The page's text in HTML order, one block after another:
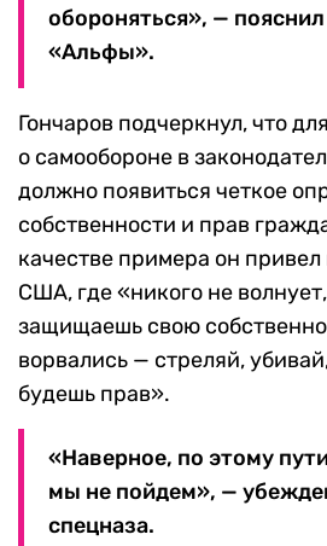
обороняться», —
«Альфы».
Гончаров подчеркнул, что
о самообороне в
должно появиться четкое
собственности и прав
качестве примера он
США, где «никого не
защищаешь свою
ворвались — стреляй,
будешь прав».
«Наверное, по этому
мы не пойдем», —
спецназа.